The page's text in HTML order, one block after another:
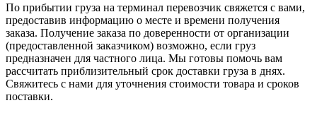
По прибытии груза на терминал перевозчик свяжется с вами,
предоставив информацию о месте и времени получения
заказа. Получение заказа по доверенности от организации
(предоставленной заказчиком) возможно, если груз
предназначен для частного лица. Мы готовы помочь вам
рассчитать приблизительный срок доставки груза в днях.
Свяжитесь с нами для уточнения стоимости товара и сроков
поставки.